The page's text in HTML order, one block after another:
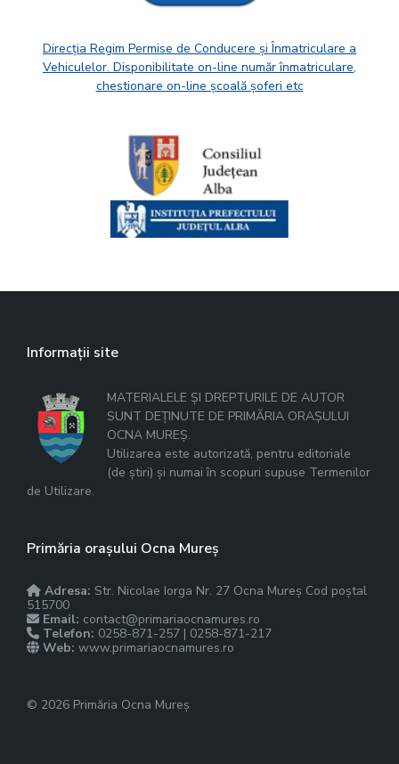
Direcția Regim Permise de Conducere și Înmatriculare a
Vehiculelor. Disponibilitate on-line număr înmatriculare,
chestionare on-line școală șoferi etc
Informații site
MATERIALELE ȘI DREPTURILE DE AUTOR
SUNT DEȚINUTE DE PRIMĂRIA ORAȘULUI
OCNA MUREȘ.
Utilizarea este autorizată, pentru editoriale
(de știri) și numai în scopuri supuse Termenilor
de Utilizare.
Primăria orașului Ocna Mureș
Adresa: Str. Nicolae Iorga Nr. 27 Ocna Mureș Cod poștal
515700
Email: contact@primariaocnamures.ro
Telefon: 0258-871-257 | 0258-871-217
Web: www.primariaocnamures.ro
© 2026 Primăria Ocna Mureș